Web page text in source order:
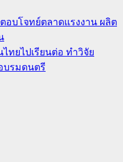
บโจทย์ตลาดแรงงาน ผลิต
ทยไปเรียนต่อ ทำวิจัย
รมดนตรี